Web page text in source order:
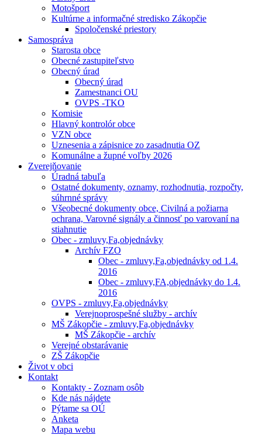
Motošport
Kultúrne a informačné stredisko Zákopčie
Spoločenské priestory
Samospráva
Starosta obce
Obecné zastupiteľstvo
Obecný úrad
Obecný úrad
Zamestnanci OU
OVPS -TKO
Komisie
Hlavný kontrolór obce
VZN obce
Uznesenia a zápisnice zo zasadnutia OZ
Komunálne a župné voľby 2026
Zverejňovanie
Úradná tabuľa
Ostatné dokumenty, oznamy, rozhodnutia, rozpočty,
súhrnné správy
Všeobecné dokumenty obce, Civilná a požiarna
ochrana, Varovné signály a činnosť po varovaní na
stiahnutie
Obec - zmluvy,Fa,objednávky
Archív FZO
Obec - zmluvy,Fa,objednávky od 1.4.
2016
Obec - zmluvy,FA,objednávky do 1.4.
2016
OVPS - zmluvy,Fa,objednávky
Verejnoprospešné služby - archív
MŠ Zákopčie - zmluvy,Fa,objednávky
MŠ Zákopčie - archív
Verejné obstarávanie
ZŠ Zákopčie
Život v obci
Kontakt
Kontakty - Zoznam osôb
Kde nás nájdete
Pýtame sa OÚ
Anketa
Mapa webu